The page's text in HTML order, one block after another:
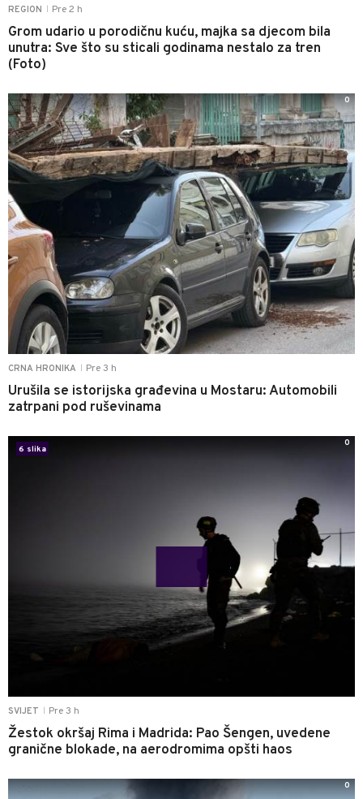
REGION Pre 2 h
Grom udario u porodičnu kuću, majka sa djecom bila
unutra: Sve što su sticali godinama nestalo za tren
(Foto)
CRNA HRONIKA Pre 3 h
Urušila se istorijska građevina u Mostaru: Automobili
zatrpani pod ruševinama
0
SVIJET Pre 3 h
Žestok okršaj Rima i Madrida: Pao Šengen, uvedene
granične blokade, na aerodromima opšti haos
6 slika
0
0